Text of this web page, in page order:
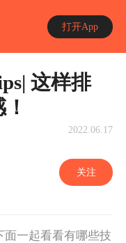
打开App
这样排
2022.06.17
关注
一起看看有哪些技